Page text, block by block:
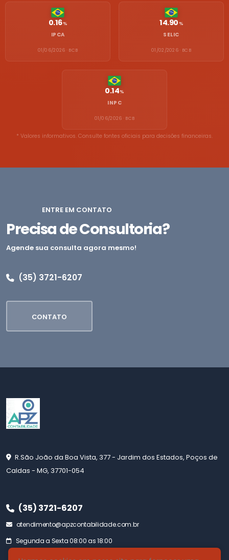
0.16%
IPCA
01/06/2026 · BCB
14.90%
SELIC
01/02/2026 · BCB
0.14%
INPC
01/06/2026 · BCB
* Valores informativos. Consulte fontes oficiais para decisões financeiras.
ENTRE EM CONTATO
Precisa de Consultoria?
Agende sua consulta agora mesmo!
(35) 3721-6207
CONTATO
R.São João da Boa Vista, 377 - Jardim dos Estados, Poços de
Caldas - MG, 37701-054
(35) 3721-6207
atendimento@apzcontabilidade.com.br
Segunda a Sexta 08:00 as 18:00